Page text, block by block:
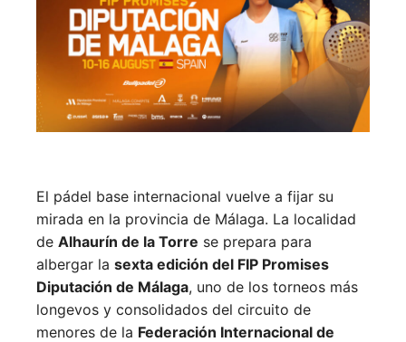
El pádel base internacional vuelve a fijar su
mirada en la provincia de Málaga. La localidad
de Alhaurín de la Torre se prepara para
albergar la sexta edición del FIP Promises
Diputación de Málaga, uno de los torneos más
longevos y consolidados del circuito de
menores de la Federación Internacional de